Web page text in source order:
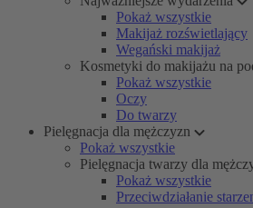
Pokaż wszystkie
Makijaż rozświetlający
Wegański makijaż
Kosmetyki do makijażu na
Pokaż wszystkie
Oczy
Do twarzy
Pielęgnacja dla mężczyzn
Pokaż wszystkie
Pielęgnacja twarzy dla
Pokaż wszystkie
Przeciwdziałanie